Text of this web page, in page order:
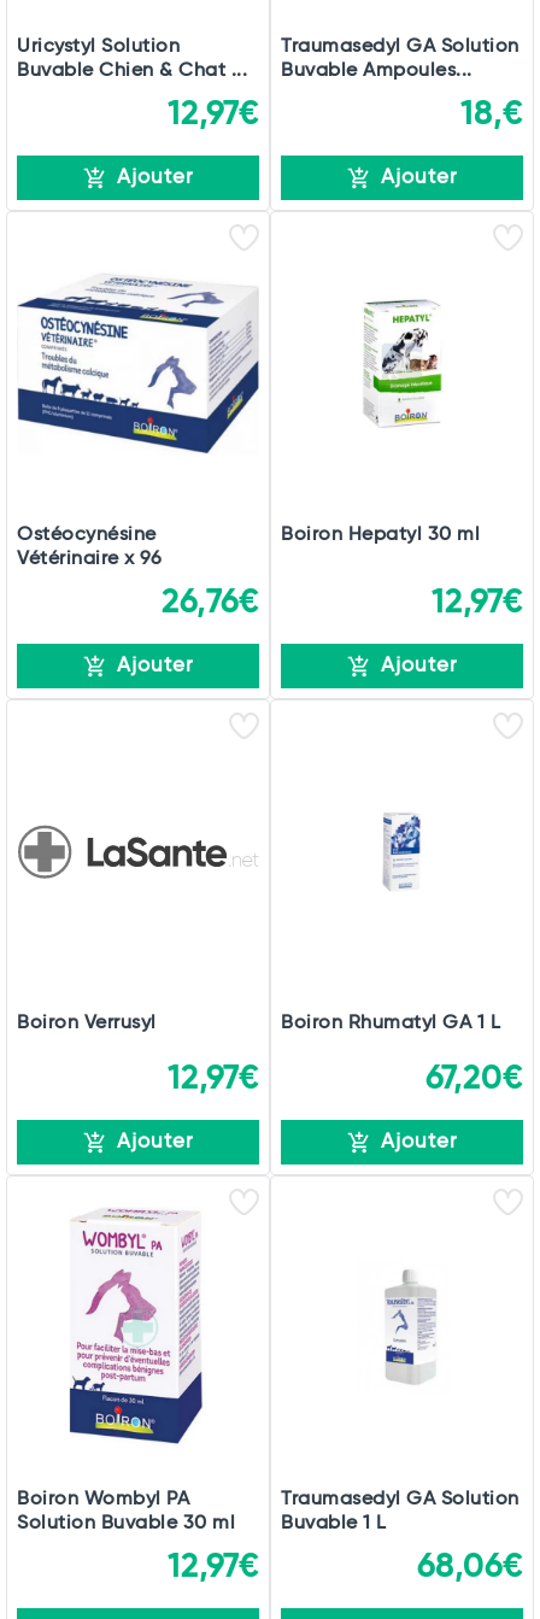
Uricystyl Solution
Buvable Chien & Chat ...
12,97€
Ajouter
Traumasedyl GA Solution
Buvable Ampoules...
18,€
Ajouter
Ostéocynésine
Vétérinaire x 96
26,76€
Ajouter
Boiron Hepatyl 30 ml
12,97€
Ajouter
Boiron Verrusyl
12,97€
Ajouter
Boiron Rhumatyl GA 1 L
67,20€
Ajouter
Boiron Wombyl PA
Solution Buvable 30 ml
12,97€
Traumasedyl GA Solution
Buvable 1 L
68,06€